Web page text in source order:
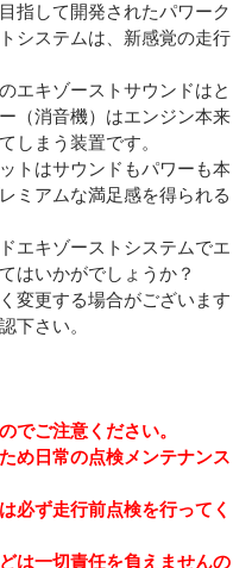
指して開発されたパワーク
システムは、新感覚の走行
エキゾーストサウンドはと
（消音機）はエンジン本来
しまう装置です。
トはサウンドもパワーも本
ミアムな満足感を得られる
エキゾーストシステムでエ
はいかがでしょうか？
変更する場合がございます
下さい。
でご注意ください。
め日常の点検メンテナンス
必ず走行前点検を行ってく
は一切責任を負えませんの